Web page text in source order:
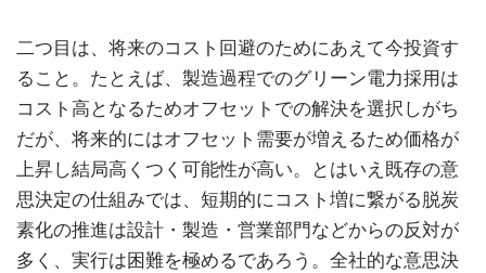
二つ目は、将来のコスト回避のためにあえて今投資す
ること。たとえば、製造過程でのグリーン電力採用は
コスト高となるためオフセットでの解決を選択しがち
だが、将来的にはオフセット需要が増えるため価格が
上昇し結局高くつく可能性が高い。とはいえ既存の意
思決定の仕組みでは、短期的にコスト増に繋がる脱炭
素化の推進は設計・製造・営業部門などからの反対が
多く、実行は困難を極めるであろう。全社的な意思決